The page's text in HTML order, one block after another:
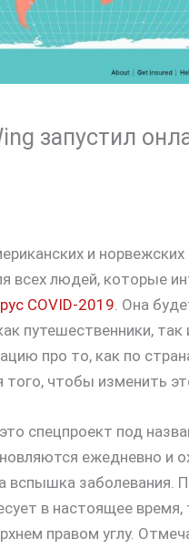
запустил
и
всех людей, которые
COVID-2019. Она
путешественники,
про то, как по
того, чтобы изменить
спецпроект под
ежедневно и
вспышка заболевания.
в настоящее
правом углу.